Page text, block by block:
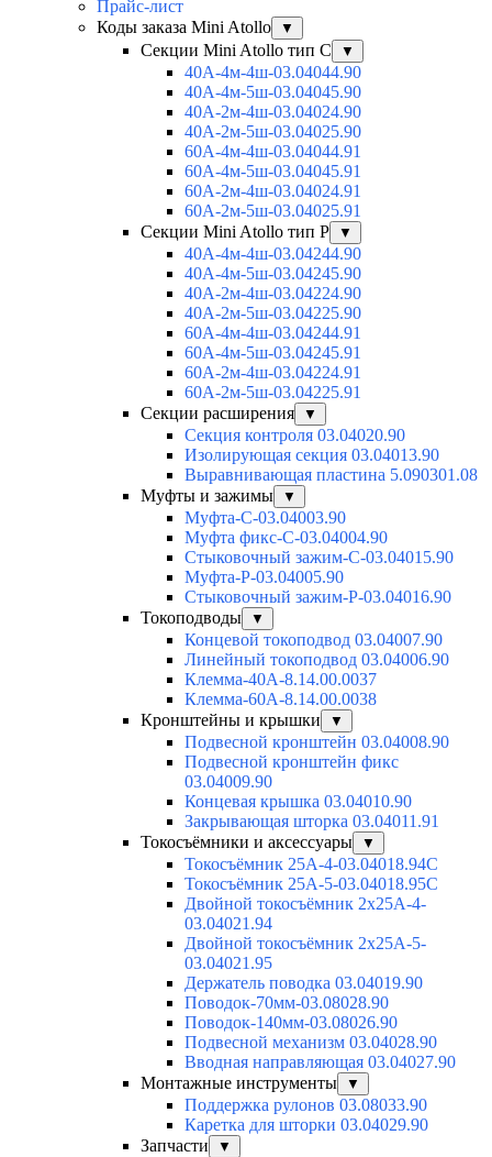
Прайс-лист
Коды заказа Mini Atollo
▼
Секции Mini Atollo тип С ▼
40А-4м-4ш-03.04044.90
40А-4м-5ш-03.04045.90
40А-2м-4ш-03.04024.90
40А-2м-5ш-03.04025.90
60А-4м-4ш-03.04044.91
60А-4м-5ш-03.04045.91
60А-2м-4ш-03.04024.91
60А-2м-5ш-03.04025.91
Секции Mini Atollo тип Р
▼
40А-4м-4ш-03.04244.90
40А-4м-5ш-03.04245.90
40А-2м-4ш-03.04224.90
40А-2м-5ш-03.04225.90
60А-4м-4ш-03.04244.91
60А-4м-5ш-03.04245.91
60А-2м-4ш-03.04224.91
60А-2м-5ш-03.04225.91
Секции расширения
▼
Секция контроля 03.04020.90
Изолирующая секция 03.04013.90
Выравнивающая пластина 5.090301.08
Муфты и зажимы
▼
Муфта-С-03.04003.90
Муфта фикс-С-03.04004.90
Стыковочный зажим-С-03.04015.90
Муфта-Р-03.04005.90
Стыковочный зажим-Р-03.04016.90
Токоподводы
▼
Концевой токоподвод 03.04007.90
Линейный токоподвод 03.04006.90
Клемма-40А-8.14.00.0037
Клемма-60А-8.14.00.0038
Кронштейны и крышки
▼
Подвесной кронштейн 03.04008.90
Подвесной кронштейн фикс
03.04009.90
Концевая крышка 03.04010.90
Закрывающая шторка 03.04011.91
Токосъёмники и аксессуары
▼
Токосъёмник 25А-4-03.04018.94C
Токосъёмник 25А-5-03.04018.95C
Двойной токосъёмник 2х25А-4-
03.04021.94
Двойной токосъёмник 2х25А-5-
03.04021.95
Держатель поводка 03.04019.90
Поводок-70мм-03.08028.90
Поводок-140мм-03.08026.90
Подвесной механизм 03.04028.90
Вводная направляющая 03.04027.90
Монтажные инструменты
▼
Поддержка рулонов 03.08033.90
Каретка для шторки 03.04029.90
Запчасти
▼